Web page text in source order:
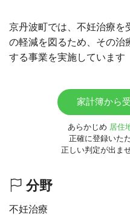
京丹波町では、不妊治療を
の軽減を図るため、その治
する事業を実施しています
家計簿から
あらかじめ 居住
正確に登録いた
正しい判定が出ま
分野
不妊治療